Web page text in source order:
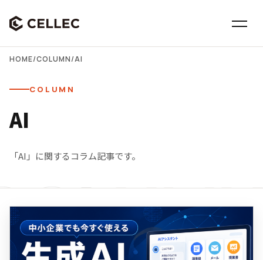
HOME/COLUMN/AI
COLUMN
AI
「AI」に関するコラム記事です。